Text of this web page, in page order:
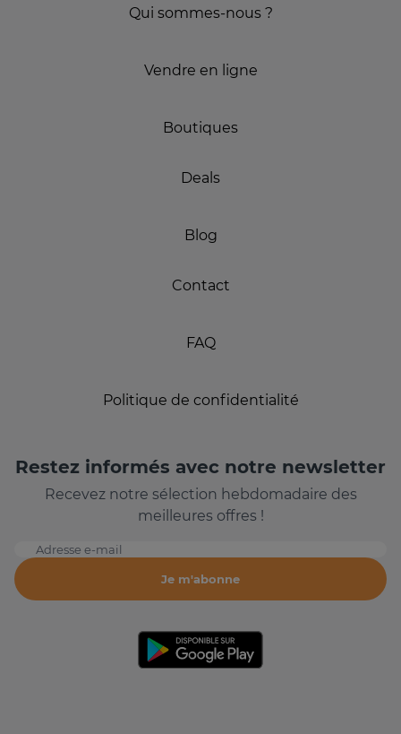
Qui sommes-nous ?
Vendre en ligne
Boutiques
Deals
Blog
Contact
FAQ
Politique de confidentialité
Restez informés avec notre newsletter
Recevez notre sélection hebdomadaire des
meilleures offres !
Adresse e-mail
Je m'abonne